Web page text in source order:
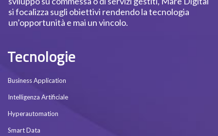
si focalizza sugli obiettivi rendendo la tecnologia
un’opportunità e mai un vincolo.
Tecnologie
Business Application
Intelligenza Artificiale
Hyperautomation
Smart Data